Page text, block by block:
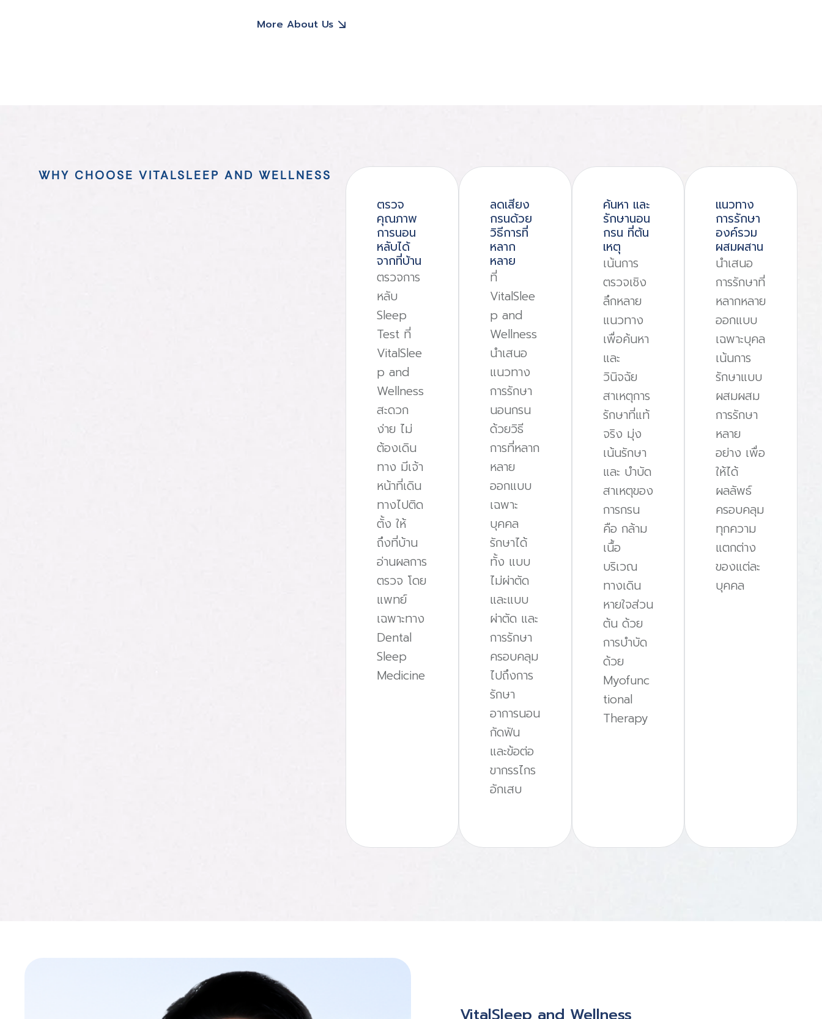
More About Us
WHY CHOOSE VITALSLEEP AND WELLNESS
ตรวจ
คุณภาพ
การนอน
หลับได้
จากที่บ้าน
ตรวจการ
หลับ
Sleep
Test ที่
VitalSlee
p and
Wellness
สะดวก
ง่าย ไม่
ต้องเดิน
ทาง มีเจ้า
หน้าที่เดิน
ทางไปติด
ตั้ง ให้
ถึงที่บ้าน
อ่านผลการ
ตรวจ โดย
แพทย์
เฉพาะทาง
Dental
Sleep
Medicine
ลดเสียง
กรนด้วย
วิธีการที่
หลาก
หลาย
ที่
VitalSlee
p and
Wellness
นําเสนอ
แนวทาง
การรักษา
นอนกรน
ด้วยวิธี
การที่หลาก
หลาย
ออกแบบ
เฉพาะ
บุคคล
รักษาได้
ทั้ง แบบ
ไม่ผ่าตัด
และแบบ
ผ่าตัด และ
การรักษา
ครอบคลุม
ไปถึงการ
รักษา
อาการนอน
กัดฟัน
และข้อต่อ
ขากรรไกร
อักเสบ
ค้นหา และ
รักษานอน
กรน ที่ต้น
เหตุ
เน้นการ
ตรวจเชิง
ลึกหลาย
แนวทาง
เพื่อค้นหา
และ
วินิจฉัย
สาเหตุการ
รักษาที่แท้
จริง มุ่ง
เน้นรักษา
และ บําบัด
สาเหตุของ
การกรน
คือ กล้าม
เนื้อ
บริเวณ
ทางเดิน
หายใจส่วน
ต้น ด้วย
การบําบัด
ด้วย
Myofunc
tional
Therapy
แนวทาง
การรักษา
องค์รวม
ผสมผสาน
นําเสนอ
การรักษาที่
หลากหลาย
ออกแบบ
เฉพาะบุคล
เน้นการ
รักษาแบบ
ผสมผสม
การรักษา
หลาย
อย่าง เพื่อ
ให้ได้
ผลลัพธ์
ครอบคลุม
ทุกความ
แตกต่าง
ของแต่ละ
บุคคล